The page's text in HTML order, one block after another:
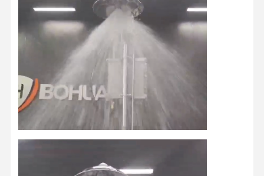
Dom Produkty O Nas
Wycieczka
Po Fabryce